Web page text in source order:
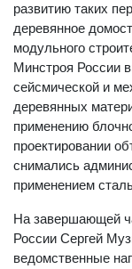
развитию таких
деревянное
модульного
Минстроя России
сейсмической и
деревянных
применению
проектировании
снимались
применением
На завершающей
России Сергей
ведомственные